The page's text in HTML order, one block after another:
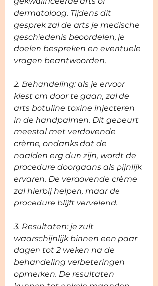
dermatoloog. Tijdens dit
gesprek zal de arts je medische
geschiedenis beoordelen, je
doelen bespreken en eventuele
vragen beantwoorden.
2. Behandeling: als je ervoor
kiest om door te gaan, zal de
arts botuline toxine injecteren
in de handpalmen. Dit gebeurt
meestal met verdovende
crème, ondanks dat de
naalden erg dun zijn, wordt de
procedure doorgaans als pijnlijk
ervaren. De verdovende crème
zal hierbij helpen, maar de
procedure blijft vervelend.
3. Resultaten: je zult
waarschijnlijk binnen een paar
dagen tot 2 weken na de
behandeling verbeteringen
opmerken. De resultaten